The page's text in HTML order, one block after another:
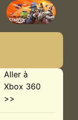
Aller à
Xbox 360
>>